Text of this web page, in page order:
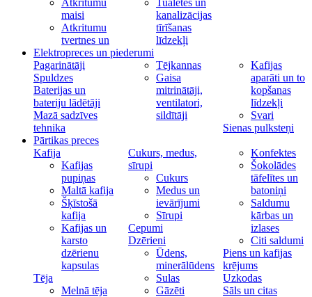
Atkritumu
maisi
Atkritumu
tvertnes un
Tualetes un
kanalizācijas
tīrīšanas
līdzekļi
Elektropreces un piederumi
Pagarinātāji
Spuldzes
Baterijas un
bateriju lādētāji
Mazā sadzīves
tehnika
Tējkannas
Gaisa
mitrinātāji,
ventilatori,
sildītāji
Kafijas
aparāti un to
kopšanas
līdzekļi
Svari
Sienas pulksteņi
Pārtikas preces
Kafija
Kafijas
pupiņas
Maltā kafija
Šķīstošā
kafija
Kafijas un
karsto
dzērienu
kapsulas
Tēja
Melnā tēja
Cukurs, medus,
sīrupi
Cukurs
Medus un
ievārījumi
Sīrupi
Cepumi
Dzērieni
Ūdens,
minerālūdens
Sulas
Gāzēti
Konfektes
Šokolādes
tāfelītes un
batoniņi
Saldumu
kārbas un
izlases
Citi saldumi
Piens un kafijas
krējums
Uzkodas
Sāls un citas